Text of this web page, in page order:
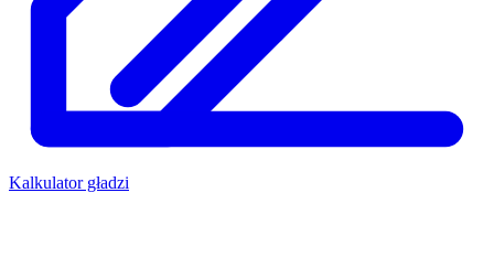
Kalkulator gładzi